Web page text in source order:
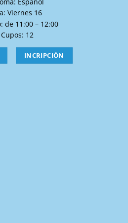
Viernes 16
de 11:00 – 12:00
Cupos: 12
INCRIPCIÓN